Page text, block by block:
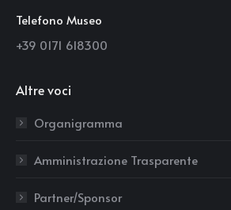
windowwindowwindow
Telefono Museo
+39 0171 618300
Altre voci
Organigramma
Amministrazione Trasparente
Partner/Sponsor